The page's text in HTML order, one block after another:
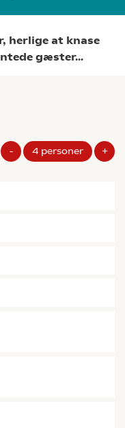
herlige at knase
gæster…
- 4 personer +